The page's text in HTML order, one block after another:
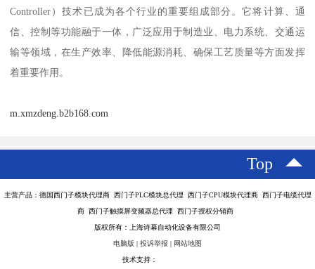
Controller）技术已成为各个行业的重要组成部分。它将计算、通
信、控制等功能融于一体，广泛应用于制造业、电力系统、交通运
输等领域，在生产效率、降低能源消耗、确保工艺质量等方面发挥
着重要作用。
m.xmzdeng.b2b168.com
Top
主营产品：德国西门子模块代理商 西门子PLC模块总代理 西门子CPU模块代理商 西门子电缆代理
商 西门子触摸屏变频器总代理 西门子授权分销商
版权所有：上海诗幕自动化设备有限公司
电脑版 | 投诉举报 | 网站地图
技术支持：